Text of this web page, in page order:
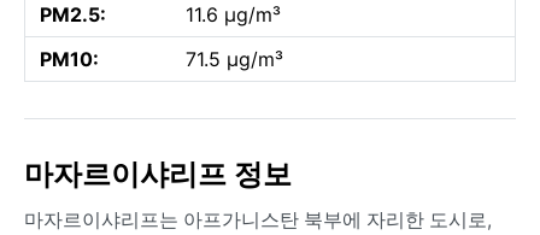
PM2.5:
11.6 µg/m³
PM10:
71.5 µg/m³
마자르이샤리프 정보
마자르이샤리프는 아프가니스탄 북부에 자리한 도시로,